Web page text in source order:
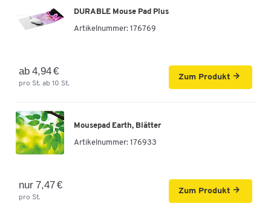
DURABLE Mouse Pad Plus
Artikelnummer: 176769
ab 4,94 €
pro St. ab 10 St.
Zum Produkt
Mousepad Earth, Blätter
Artikelnummer: 176933
nur 7,47 €
pro St.
Zum Produkt